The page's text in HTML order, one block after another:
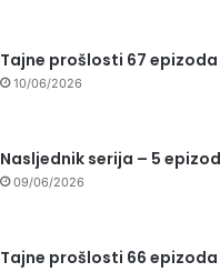
Tajne prošlosti 67 epizoda
10/06/2026
Nasljednik serija – 5
09/06/2026
Tajne prošlosti 66 epizoda